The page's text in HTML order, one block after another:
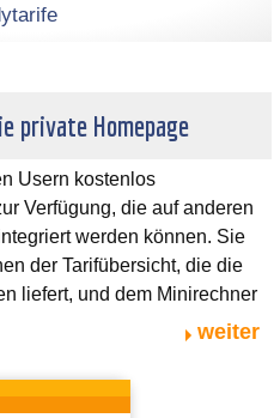
private Homepage
Usern kostenlos
Verfügung, die auf anderen
werden können. Sie
der Tarifübersicht, die die
liefert, und dem Minirechner
weiter